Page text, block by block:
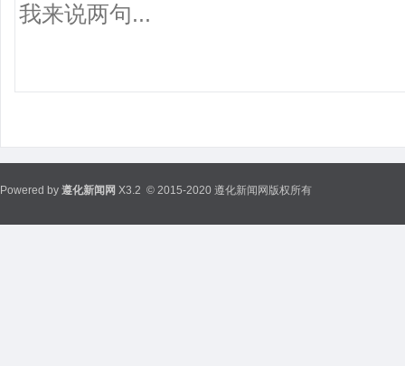
Powered by 遵化新闻网 X3.2 © 2015-2020 遵化新闻网版权所有